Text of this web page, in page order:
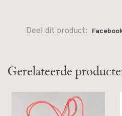
Deel dit product:
Gerelateerde